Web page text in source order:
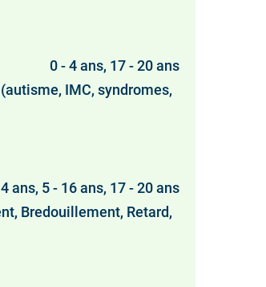
0 - 4 ans, 17 - 20 ans
IMC, syndromes,
ans, 5 - 16 ans, 17 - 20 ans
Bredouillement, Retard,